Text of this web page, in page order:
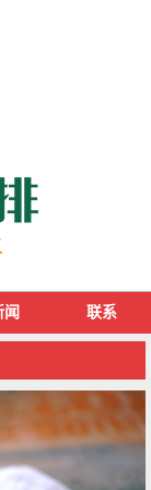
闻 联系